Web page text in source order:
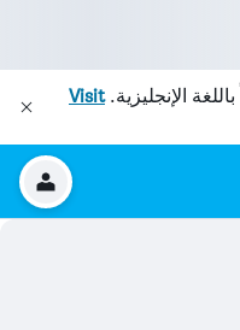
الإنجليزية.Visit